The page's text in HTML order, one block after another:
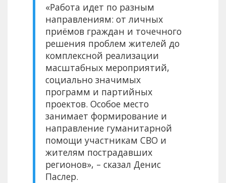
«Работа идет по разным
направлениям: от личных
приёмов граждан и точечного
решения проблем жителей до
комплексной реализации
масштабных мероприятий,
социально значимых
программ и партийных
проектов. Особое место
занимает формирование и
направление гуманитарной
помощи участникам СВО и
жителям пострадавших
регионов», – сказал Денис
Паслер.